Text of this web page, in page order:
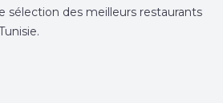
sélection des meilleurs restaurants